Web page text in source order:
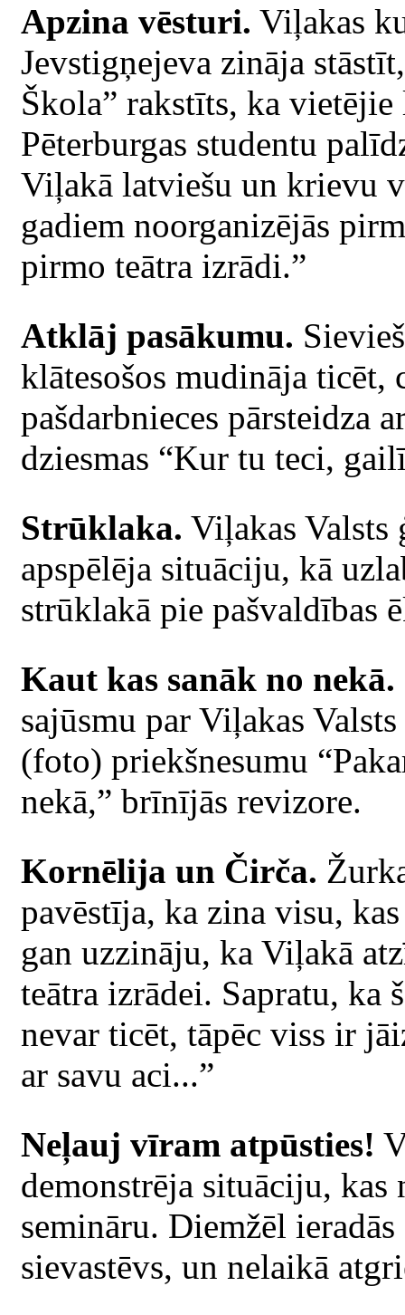
Apzina vēsturi. Viļakas
Jevstigņejeva zināja
Škola” rakstīts, ka
Pēterburgas studentu
Viļakā latviešu un krievu
gadiem noorganizējās
pirmo teātra izrādi.”
Atklāj pasākumu.
klātesošos mudināja
pašdarbnieces pārsteidza
dziesmas “Kur tu teci,
Strūklaka. Viļakas Valsts
apspēlēja situāciju, kā
strūklakā pie pašvaldības
Kaut kas sanāk no nekā.
sajūsmu par Viļakas
(foto) priekšnesumu
nekā,” brīnījās revizore.
Kornēlija un Čirča.
pavēstīja, ka zina visu,
gan uzzināju, ka Viļakā
teātra izrādei. Sapratu, ka
nevar ticēt, tāpēc viss ir
ar savu aci...”
Neļauj vīram atpūsties!
demonstrēja situāciju, kas
semināru. Diemžēl
sievastēvs, un nelaikā